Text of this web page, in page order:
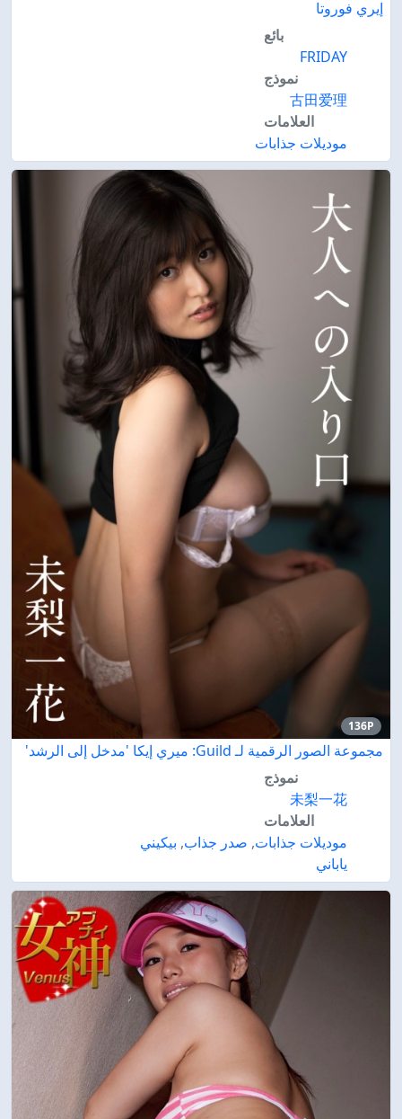
إيري فوروتا
بائع
FRIDAY
نموذج
古田爱理
العلامات
موديلات جذابات
136P
مجموعة الصور الرقمية لـ Guild: ميري إيكا 'مدخل إلى الرشد'
نموذج
未梨一花
العلامات
موديلات جذابات, صدر جذاب, بيكيني
ياباني